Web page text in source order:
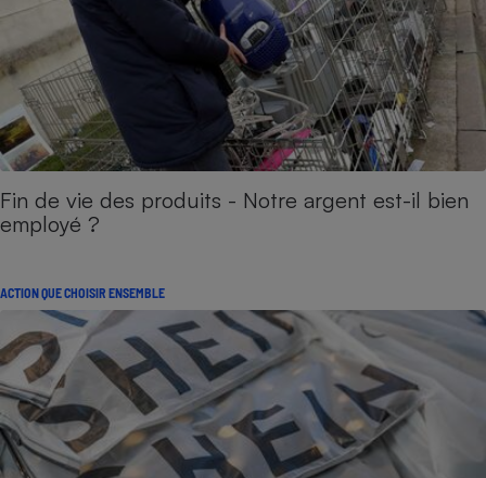
Fin de vie des produits - Notre argent est-il bien
employé ?
ACTION QUE CHOISIR ENSEMBLE